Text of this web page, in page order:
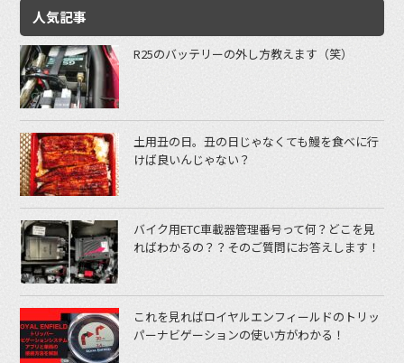
人気記事
R25のバッテリーの外し方教えます（笑）
土用丑の日。丑の日じゃなくても鰻を食べに行
けば良いんじゃない？
バイク用ETC車載器管理番号って何？どこを見
ればわかるの？？そのご質問にお答えします！
これを見ればロイヤルエンフィールドのトリッ
パーナビゲーションの使い方がわかる！